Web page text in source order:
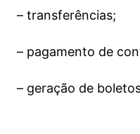
– transferências;
– pagamento de
– geração de